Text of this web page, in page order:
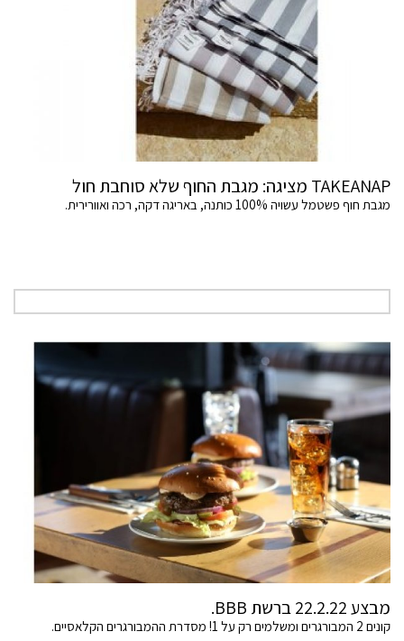
TAKEANAP מציגה: מגבת החוף שלא סוחבת חול
מגבת חוף פשטמל עשויה 100% כותנה, באריגה דקה, רכה ואוורירית.
מבצע 22.2.22 ברשת BBB.
קונים 2 המבורגרים ומשלמים רק על 1! מסדרת ההמבורגרים הקלאסיים.